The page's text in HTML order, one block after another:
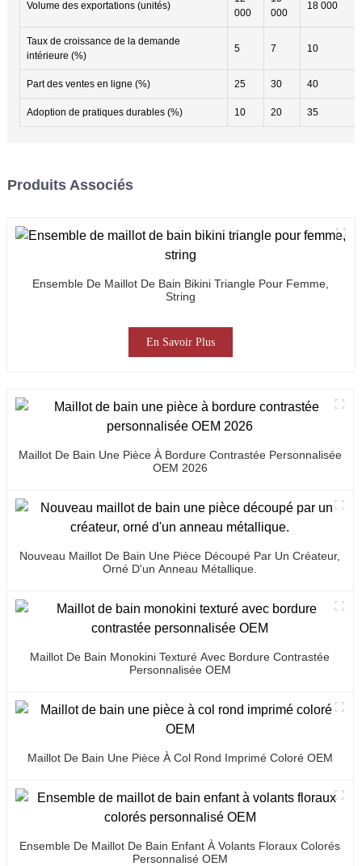
Volume des exportations (unités)
000
000
18 000
Taux de croissance de la demande
intérieure (%)
5 7 10
Part des ventes en ligne (%) 25 30 40
Adoption de pratiques durables (%) 10 20 35
Produits Associés
Ensemble De Maillot De Bain Bikini Triangle Pour Femme,
String
En Savoir Plus
Maillot De Bain Une Pièce À Bordure Contrastée Personnalisée
OEM 2026
Nouveau Maillot De Bain Une Pièce Découpé Par Un Créateur,
Orné D'un Anneau Métallique.
Maillot De Bain Monokini Texturé Avec Bordure Contrastée
Personnalisée OEM
Maillot De Bain Une Pièce À Col Rond Imprimé Coloré OEM
Ensemble De Maillot De Bain Enfant À Volants Floraux Colorés
Personnalisé OEM